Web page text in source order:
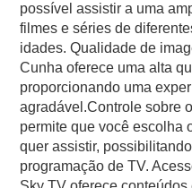
possível assistir a uma
filmes e séries de
idades. Qualidade de
Cunha oferece uma alta
proporcionando uma
agradável.Controle sobre
permite que você escolha
quer assistir,
programação de TV.